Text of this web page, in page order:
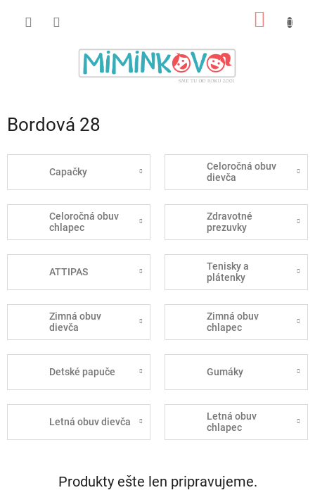
Bordová 28
Capačky
Celoročná obuv
dievča
Celoročná obuv
chlapec
Zdravotné
prezuvky
ATTIPAS
Tenisky a
plátenky
Zimná obuv
dievča
Zimná obuv
chlapec
Detské papuče Gumáky
Letná obuv dievča
Letná obuv
chlapec
Produkty ešte len pripravujeme.